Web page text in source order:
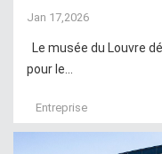
Jan 17,2026
Le musée du Louvre
pour le...
Entreprise